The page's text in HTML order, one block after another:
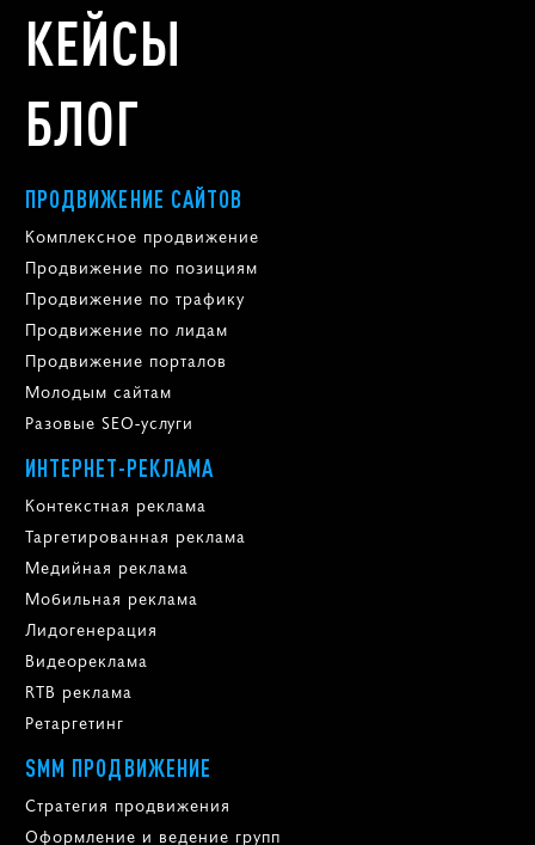
КЕЙСЫ
БЛОГ
ПРОДВИЖЕНИЕ САЙТОВ
Комплексное продвижение
Продвижение по позициям
Продвижение по трафику
Продвижение по лидам
Продвижение порталов
Молодым сайтам
Разовые SEO-услуги
ИНТЕРНЕТ-РЕКЛАМА
Контекстная реклама
Таргетированная реклама
Медийная реклама
Мобильная реклама
Лидогенерация
Видеореклама
RTB реклама
Ретаргетинг
SMM ПРОДВИЖЕНИЕ
Стратегия продвижения
Оформление и ведение групп